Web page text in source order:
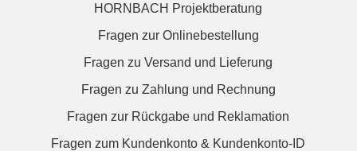
HORNBACH Projektberatung
Fragen zur Onlinebestellung
Fragen zu Versand und Lieferung
Fragen zu Zahlung und Rechnung
Fragen zur Rückgabe und Reklamation
Fragen zum Kundenkonto & Kundenkonto-ID